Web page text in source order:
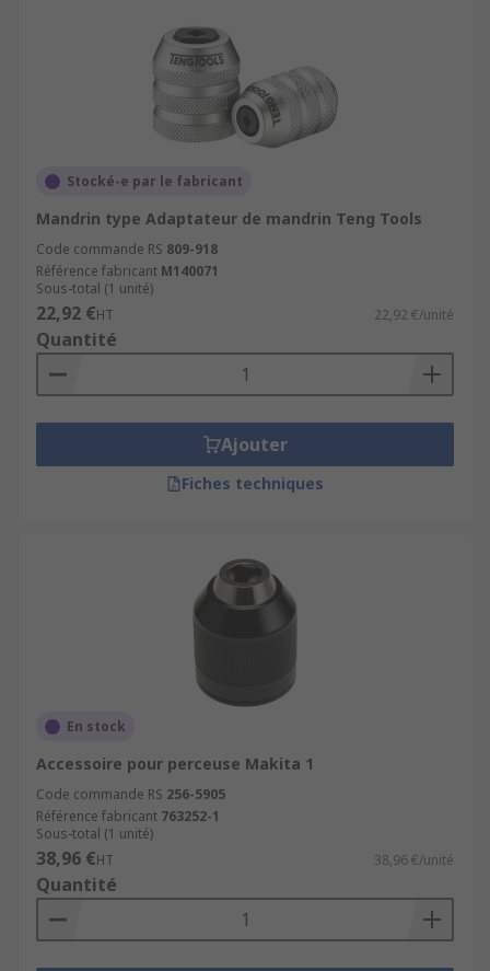
Stocké-e par le fabricant
Mandrin type Adaptateur de mandrin Teng Tools
Code commande RS 809-918
Référence fabricant M140071
Sous-total (1 unité)
22,92 €HT 22,92 €/unité
Quantité
Ajouter
Fiches techniques
En stock
Accessoire pour perceuse Makita 1
Code commande RS 256-5905
Référence fabricant 763252-1
Sous-total (1 unité)
38,96 €HT 38,96 €/unité
Quantité